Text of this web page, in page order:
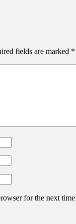
fields are marked *
for the next